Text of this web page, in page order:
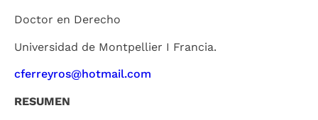
Doctor en Derecho
Universidad de Montpellier I Francia.
cferreyros@hotmail.com
RESUMEN